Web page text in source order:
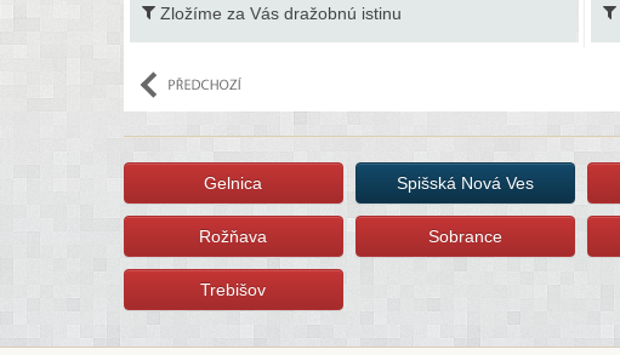
Zložíme za Vás dražobnú istinu
Gelnica Spišská Nová Ves
Rožňava Sobrance
Trebišov